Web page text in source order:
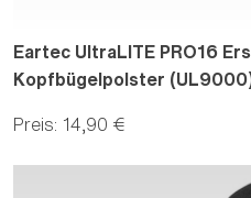
Eartec UltraLITE PRO16
Kopfbügelpolster
Preis: 14,90 €